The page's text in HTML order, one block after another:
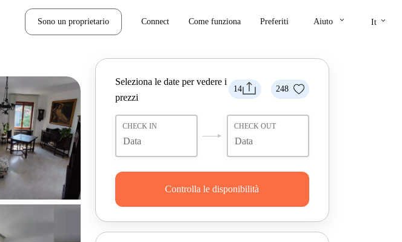
Sono un proprietario Connect Come funziona Preferiti Aiuto keyboard_arrow_down It keyboard_arrow_down
14 248
Seleziona le date per vedere i
prezzi
CHECK IN CHECK OUT
Controlla le disponibilità